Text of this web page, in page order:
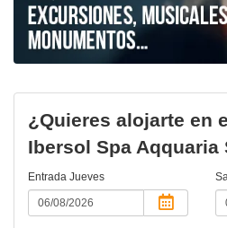
¿Quieres alojarte en
Ibersol Spa Aqquaria
Entrada Jueves